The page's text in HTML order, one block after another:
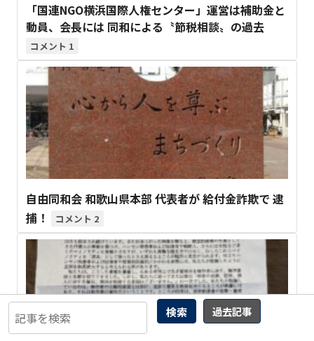
検索 過去記事
「国連NGO横浜国際人権センター」運営は補助金と
動員、会長には 同和による〝節税相談〟の過去
1
自由同和会 和歌山県本部 代表者が 給付金詐欺で 逮
捕！
2